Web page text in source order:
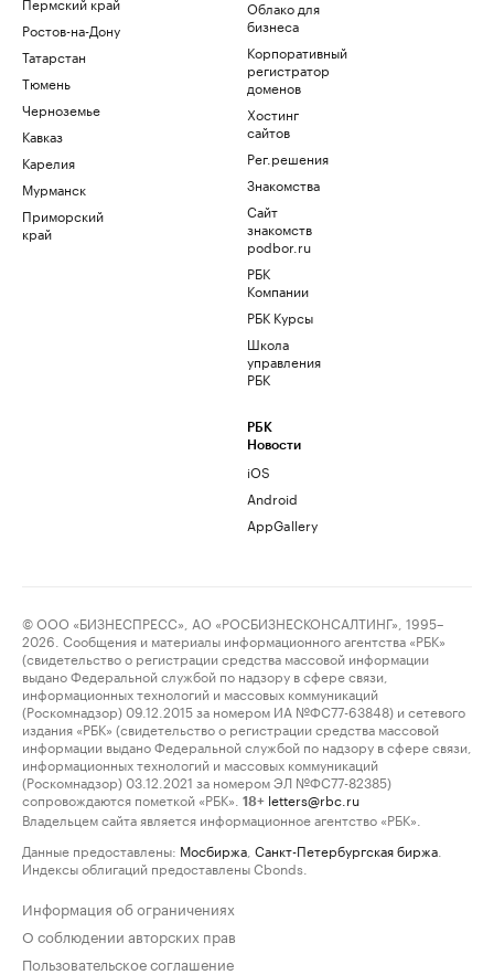
Ростов-на-Дону
Татарстан
Тюмень
Черноземье
Кавказ
Карелия
Мурманск
Приморский
край
Облако для
бизнеса
Корпоративный
регистратор
доменов
Хостинг
сайтов
Рег.решения
Знакомства
Сайт
знакомств
podbor.ru
РБК
Компании
РБК Курсы
Школа
управления
РБК
РБК
Новости
iOS
Android
AppGallery
© ООО «БИЗНЕСПРЕСС», АО «РОСБИЗНЕСКОНСАЛТИНГ», 1995–
2026. Сообщения и материалы информационного агентства «РБК»
(свидетельство о регистрации средства массовой информации
выдано Федеральной службой по надзору в сфере связи,
информационных технологий и массовых коммуникаций
(Роскомнадзор) 09.12.2015 за номером ИА №ФС77-63848) и сетевого
издания «РБК» (свидетельство о регистрации средства массовой
информации выдано Федеральной службой по надзору в сфере связи,
информационных технологий и массовых коммуникаций
(Роскомнадзор) 03.12.2021 за номером ЭЛ №ФС77-82385)
сопровождаются пометкой «РБК».
18+ letters@rbc.ru
Владельцем сайта является информационное агентство «РБК».
Данные предоставлены: Мосбиржа Санкт-Петербургская биржа
Индексы облигаций предоставлены Cbonds.
Информация об ограничениях
О соблюдении авторских прав
Пользовательское соглашение